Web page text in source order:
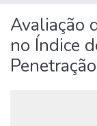
Statistics
Avaliação
no Índice